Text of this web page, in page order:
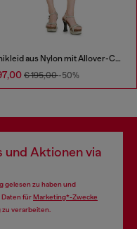
Minikleid aus Nylon mit Allover-Camouflagemuster und Kristalldetails
€ 195,00-50%
und Aktionen via
gelesen zu haben und
fürMarketing*-Zwecke
zu verarbeiten.